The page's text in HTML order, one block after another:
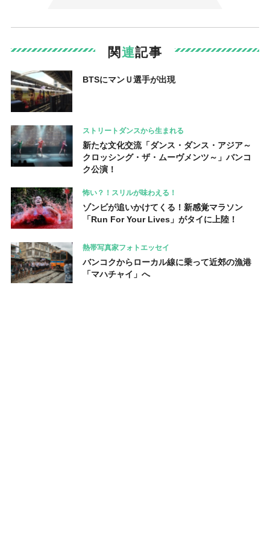
関連記事
BTSにマンＵ選手が出現
ストリートダンスから生まれる
新たな文化交流「ダンス・ダンス・アジア～
クロッシング・ザ・ムーヴメンツ～」バンコ
ク公演！
怖い？！スリルが味わえる！
ゾンビが追いかけてくる！新感覚マラソン
「Run For Your Lives」がタイに上陸！
熱帯写真家フォトエッセイ
バンコクからローカル線に乗って近郊の漁港
「マハチャイ」へ